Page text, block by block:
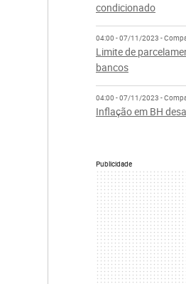
condicionado
04:00 - 07/11/2023 -
Limite de
bancos
04:00 - 07/11/2023 -
Inflação em BH
Publicidade